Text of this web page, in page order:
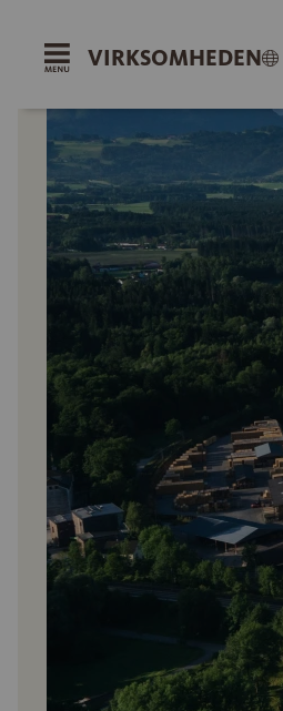
VIRKSOMHEDEN